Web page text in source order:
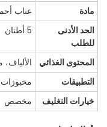
مادة
عناب
الحد الأدنى
للطلب
5 أطنان
المحتوى الغذائي
التطبيقات
خيارات التغليف
مخصص